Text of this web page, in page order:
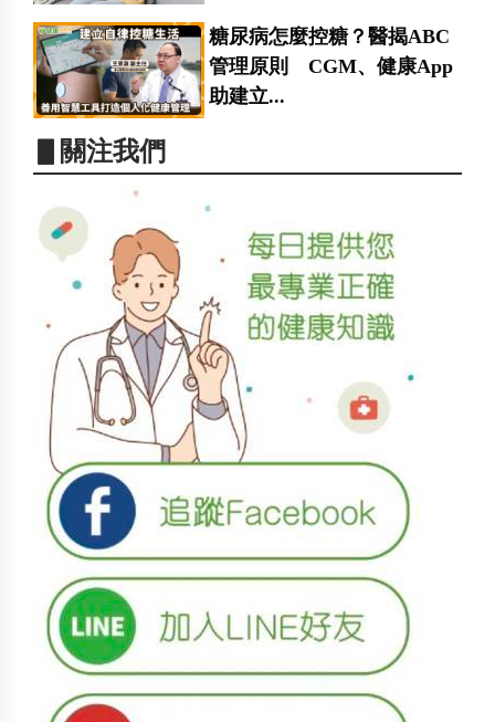
糖尿病怎麼控糖？醫揭ABC
管理原則 CGM、健康App
助建立...
▋關注我們